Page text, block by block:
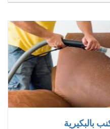
بالبكيرية